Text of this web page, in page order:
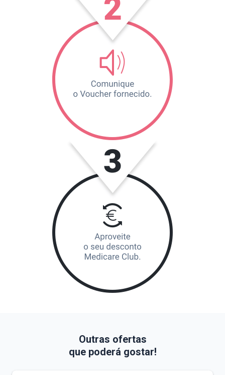
Outras ofertas
que poderá gostar!